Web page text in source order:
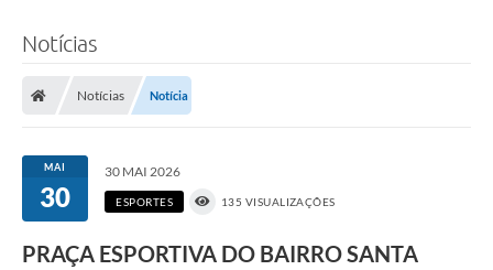
Notícias
Notícias Notícia
MAI
30
30 MAI 2026
ESPORTES 135 VISUALIZAÇÕES
PRAÇA ESPORTIVA DO BAIRRO SANTA